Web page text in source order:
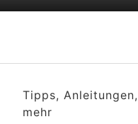
Tipps,
mehr